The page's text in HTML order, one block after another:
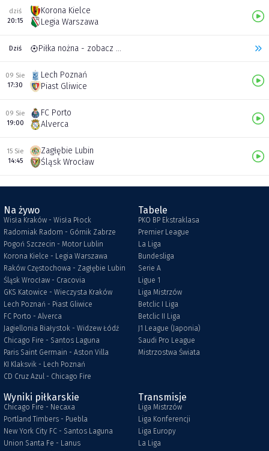
dziś
20:15
Korona Kielce
Legia Warszawa
Dziś Piłka nożna - zobacz inne transmisje
09 Sie
17:30
Lech Poznań
Piast Gliwice
09 Sie
19:00
FC Porto
Alverca
15 Sie
14:45
Zagłębie Lubin
Śląsk Wrocław
Na żywo
Wisła Kraków - Wisła Płock
Radomiak Radom - Górnik Zabrze
Pogoń Szczecin - Motor Lublin
Korona Kielce - Legia Warszawa
Raków Częstochowa - Zagłębie Lubin
Śląsk Wrocław - Cracovia
GKS Katowice - Wieczysta Kraków
Lech Poznań - Piast Gliwice
FC Porto - Alverca
Jagiellonia Białystok - Widzew Łódź
Chicago Fire - Santos Laguna
Paris Saint Germain - Aston Villa
KI Klaksvik - Lech Poznań
CD Cruz Azul - Chicago Fire
Tabele
PKO BP Ekstraklasa
Premier League
La Liga
Bundesliga
Serie A
Ligue 1
Liga Mistrzów
Betclic I Liga
Betclic II Liga
J1 League (Japonia)
Saudi Pro League
Mistrzostwa Świata
Wyniki piłkarskie
Chicago Fire - Necaxa
Portland Timbers - Puebla
New York City FC - Santos Laguna
Union Santa Fe - Lanus
Transmisje
Liga Mistrzów
Liga Konferencji
Liga Europy
La Liga